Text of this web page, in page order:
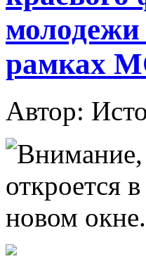
рамках
Автор: